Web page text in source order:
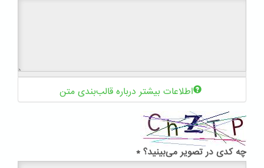
اطلاعات بیشتر درباره قالب‌بندی متن
چه کدی در تصویر می‌بینید؟ *